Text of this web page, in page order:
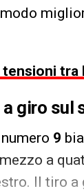
giro sul
9
a
Il tiro